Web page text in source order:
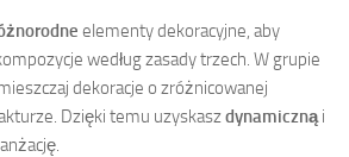
elementy dekoracyjne, aby
według zasady trzech. W grupie
dekoracje o zróżnicowanej
Dzięki temu uzyskaszdynamicznąi